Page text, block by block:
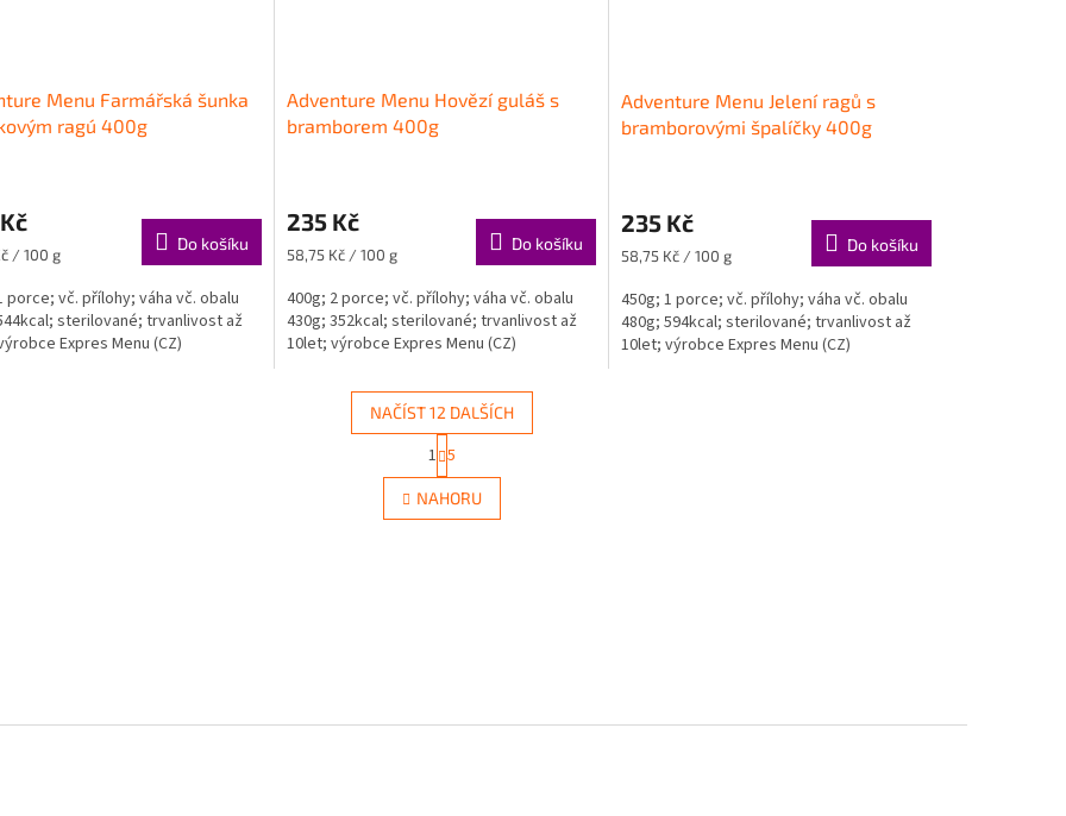
Menu Farmářská šunka
ragú 400g
/ 100 g
Do košíku
porce; vč. přílohy; váha vč. obalu
sterilované; trvanlivost až
Expres Menu (CZ)
Adventure Menu Hovězí guláš s
bramborem 400g
235 Kč
Měrná
58,75 Kč / 100 g
Do košíku
400g; 2 porce; vč. přílohy; váha vč. obalu
430g; 352kcal; sterilované; trvanlivost až
10let; výrobce Expres Menu (CZ)
Adventure Menu Jelení ragů s
bramborovými špalíčky 400g
235 Kč
Měrná
58,75 Kč / 100 g
Do košíku
450g; 1 porce; vč. přílohy; váha vč. obalu
480g; 594kcal; sterilované; trvanlivost až
10let; výrobce Expres Menu (CZ)
O
v
l
NAČÍST 12 DALŠÍCH
t
r
á
n
1 5
NAHORU